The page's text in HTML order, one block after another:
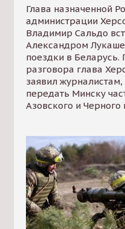
Глава назначенной
администрации
Владимир Сальдо
Александром
поездки в Беларусь.
разговора глава
заявил журналистам,
передать Минску
Азовского и